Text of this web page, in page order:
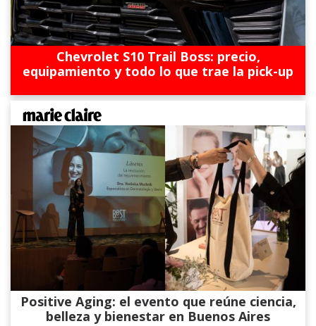
Chevrolet S10 Trail Boss: precio,
equipamiento y todo lo que trae la pick-up
Positive Aging: el evento que reúne ciencia,
belleza y bienestar en Buenos Aires